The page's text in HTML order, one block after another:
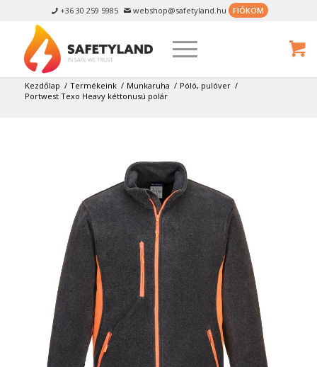
 +36 30 259 5985  webshop@safetyland.hu FIÓKOM
Kezdőlap / Termékeink / Munkaruha / Póló, pulóver /
Portwest Texo Heavy kéttonusú polár